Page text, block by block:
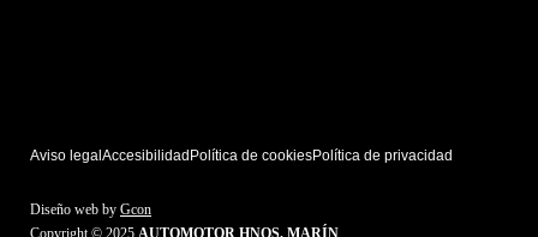
Aviso legal Accesibilidad Política de cookiesPolítica de privacidad
Diseño web by Gcon
Copyright © 2025 AUTOMOTOR HNOS. MARÍN